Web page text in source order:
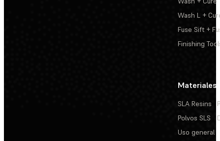
Wash L +
Fuse Sift +
Finishing
Materiales
SLA Resins
Polvos SLS
Uso general